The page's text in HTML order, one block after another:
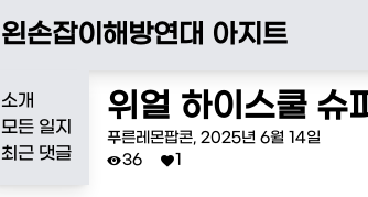
왼손잡이해방연대 아지트
소개
모든 일지
최근 댓글
위얼 하이스쿨 슈
푸른레몬팝콘, 2025년 6월 14일
36 1